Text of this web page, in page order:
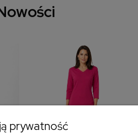
prywatność